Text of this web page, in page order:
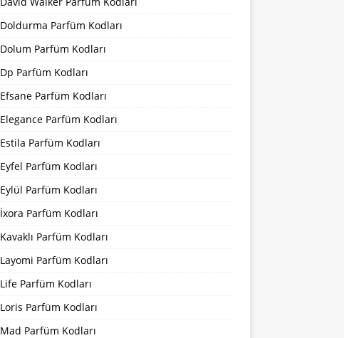
Doldurma Parfüm Kodları
Dolum Parfüm Kodları
Dp Parfüm Kodları
Efsane Parfüm Kodları
Elegance Parfüm Kodları
Estila Parfüm Kodları
Eyfel Parfüm Kodları
Eylül Parfüm Kodları
İxora Parfüm Kodları
Kavaklı Parfüm Kodları
Layomi Parfüm Kodları
Life Parfüm Kodları
Loris Parfüm Kodları
Mad Parfüm Kodları